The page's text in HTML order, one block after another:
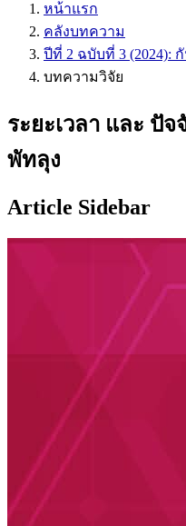
หน้าแรก
คลังบทความ
ปีที่ 2 ฉบับที่ 3 (2024):
บทความวิจัย
ระยะเวลา และ ปั
พัทลุง
Article Sidebar